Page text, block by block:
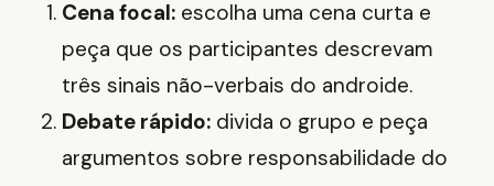
Cena focal: escolha uma cena curta e
peça que os participantes descrevam
três sinais não-verbais do androide.
Debate rápido: divida o grupo e peça
argumentos sobre responsabilidade do